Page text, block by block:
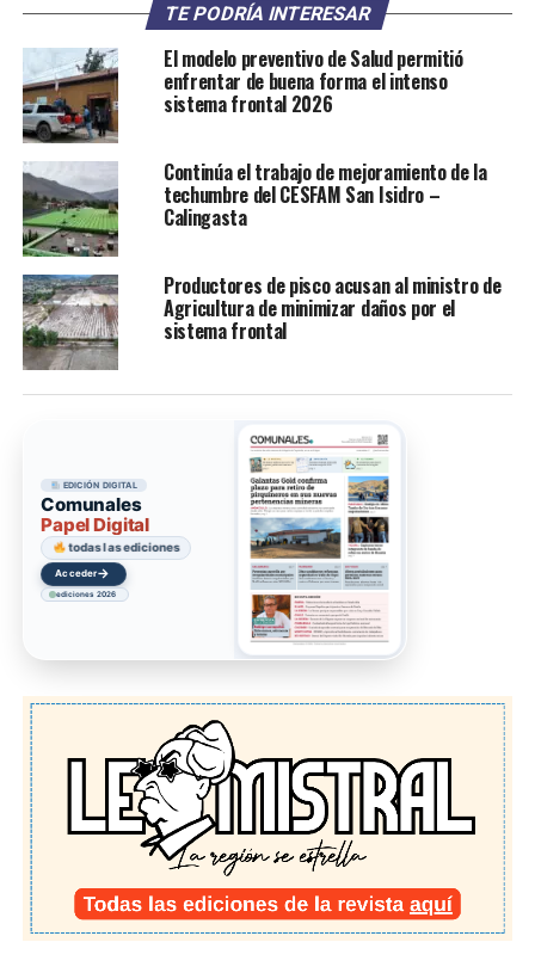
TE PODRÍA INTERESAR
El modelo preventivo de Salud permitió
enfrentar de buena forma el intenso
sistema frontal 2026
Continúa el trabajo de mejoramiento de la
techumbre del CESFAM San Isidro –
Calingasta
Productores de pisco acusan al ministro de
Agricultura de minimizar daños por el
sistema frontal
EDICIÓN DIGITAL
Comunales
Papel Digital
todas las ediciones
Acceder→
ediciones 2026